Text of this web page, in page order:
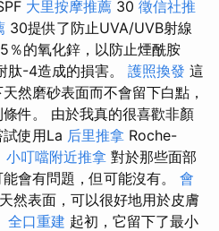
大里按摩推薦 30 徵信社推
30提供了防止UVA/UVB射線
％的氧化鋅，以防止煙酰胺
肽-4造成的損害。 護照換發 這
然磨砂表面而不會留下白點，
件。 由於我真的很喜歡非顏
使用La 后里推拿 Roche-
小叮噹附近推拿 對於那些面部
會有問題，但可能沒有。 會
然表面，可以很好地用於皮膚
全口重建 起初，它留下了最小